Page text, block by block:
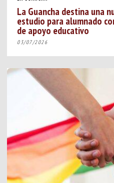
La Guancha destina una
estudio para alumnado
de apoyo educativo
03/07/2026